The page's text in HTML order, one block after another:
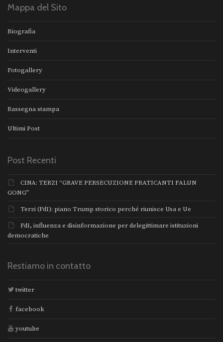
Mappa del Sito
Biografia
Interventi
Fotogallery
Videogallery
Rassegna stampa
Ultimi Post
Post Recenti
CINA: TERZI “GRAVE PERSECUZIONE PRATICANTI FALUN
GONG”
Terzi (FdI): piano Trump storico perché riunisce Usa e Ue
FdI, influenza e disinformazione per delegittimare istituzioni
democratiche
Restiamo in contatto
twitter
facebook
youtube